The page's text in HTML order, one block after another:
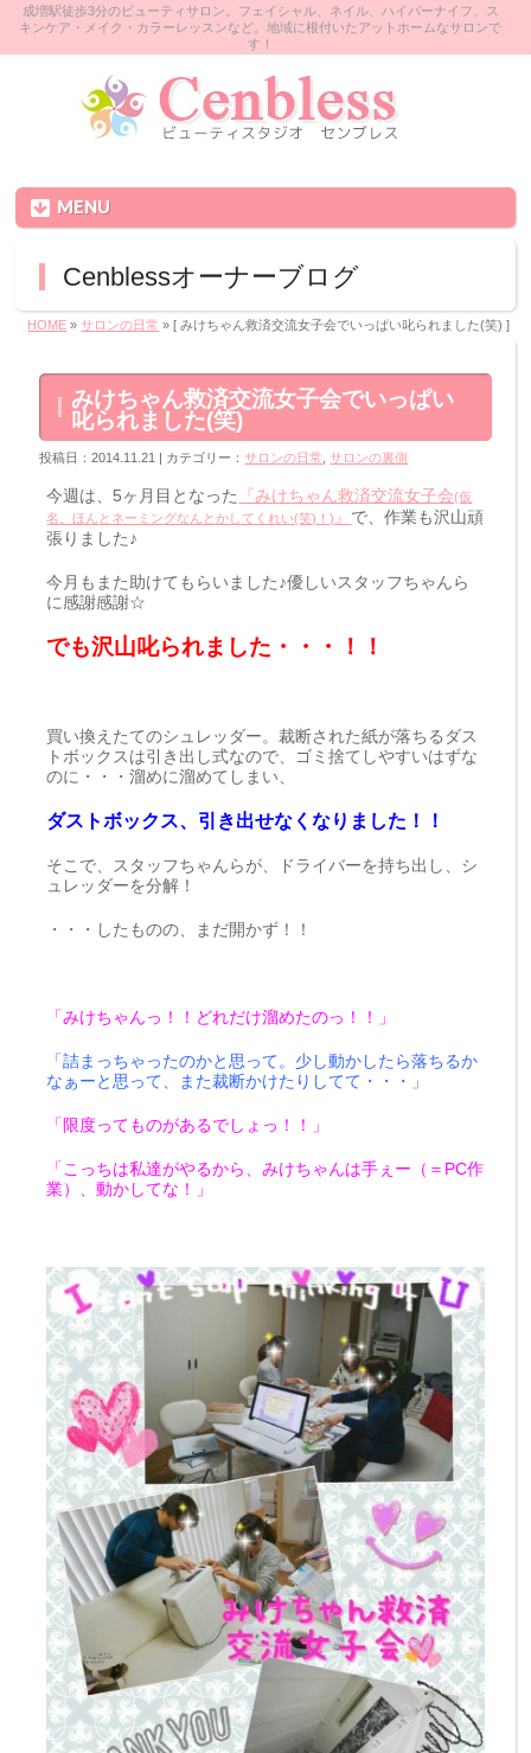
成増駅徒歩3分のビューティサロン。フェイシャル、ネイル、ハイパーナイフ、ス
キンケア・メイク・カラーレッスンなど。地域に根付いたアットホームなサロンで
す！
MENU
Cenblessオーナーブログ
HOME » サロンの日常 » [ みけちゃん救済交流女子会でいっぱい叱られました(笑) ]
みけちゃん救済交流女子会でいっぱい
叱られました(笑)
投稿日：2014.11.21 | カテゴリー： サロンの日常 サロンの裏側
今週は、5ヶ月目となった 『みけちゃん救済交流女子会(仮
名。ほんとネーミングなんとかしてくれい(笑)！) 』 で、作業も沢山頑
張りました♪
今月もまた助けてもらいました♪優しいスタッフちゃんら
に感謝感謝☆
でも沢山叱られました・・・！！
買い換えたてのシュレッダー。裁断された紙が落ちるダス
トボックスは引き出し式なので、ゴミ捨てしやすいはずな
のに・・・溜めに溜めてしまい、
ダストボックス、引き出せなくなりました！！
そこで、スタッフちゃんらが、ドライバーを持ち出し、シ
ュレッダーを分解！
・・・したものの、まだ開かず！！
「みけちゃんっ！！どれだけ溜めたのっ！！」
「詰まっちゃったのかと思って。少し動かしたら落ちるか
なぁーと思って、また裁断かけたりしてて・・・」
「限度ってものがあるでしょっ！！」
「こっちは私達がやるから、みけちゃんは手ぇー（＝PC作
業）、動かしてな！」